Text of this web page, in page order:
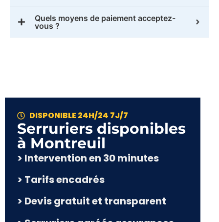
Quels moyens de paiement acceptez-
vous ?
DISPONIBLE 24H/24 7J/7
Serruriers disponibles
à Montreuil
> Intervention en 30 minutes
> Tarifs encadrés
> Devis gratuit et transparent